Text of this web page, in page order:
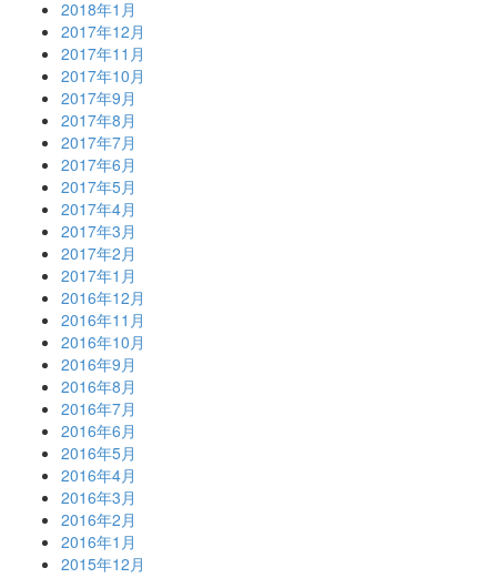
2018年1月
2017年12月
2017年11月
2017年10月
2017年9月
2017年8月
2017年7月
2017年6月
2017年5月
2017年4月
2017年3月
2017年2月
2017年1月
2016年12月
2016年11月
2016年10月
2016年9月
2016年8月
2016年7月
2016年6月
2016年5月
2016年4月
2016年3月
2016年2月
2016年1月
2015年12月